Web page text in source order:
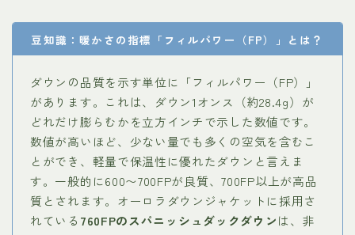
豆知識：暖かさの指標「フィルパワー（FP）」とは？
ダウンの品質を示す単位に「フィルパワー（FP）」
があります。これは、ダウン1オンス（約28.4g）が
どれだけ膨らむかを立方インチで示した数値です。
数値が高いほど、少ない量でも多くの空気を含むこ
とができ、軽量で保温性に優れたダウンと言えま
す。一般的に600〜700FPが良質、700FP以上が高品
質とされます。オーロラダウンジャケットに採用さ
れている 760FPのスパニッシュダックダウンは、非